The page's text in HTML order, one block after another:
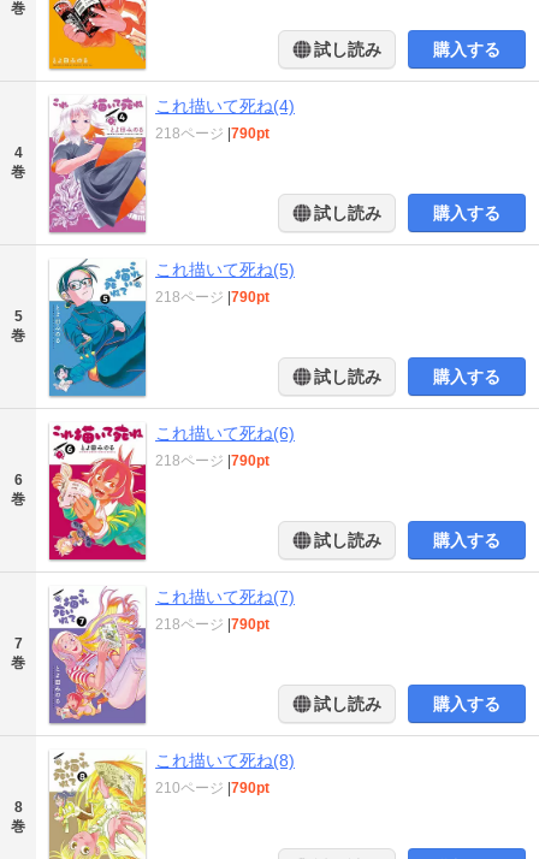
巻
試し読み 購入する
4
巻
これ描いて死ね(4)
218ページ 790pt
試し読み 購入する
5
巻
これ描いて死ね(5)
218ページ 790pt
試し読み 購入する
6
巻
これ描いて死ね(6)
218ページ 790pt
試し読み 購入する
7
巻
これ描いて死ね(7)
218ページ 790pt
試し読み 購入する
8
巻
これ描いて死ね(8)
210ページ 790pt